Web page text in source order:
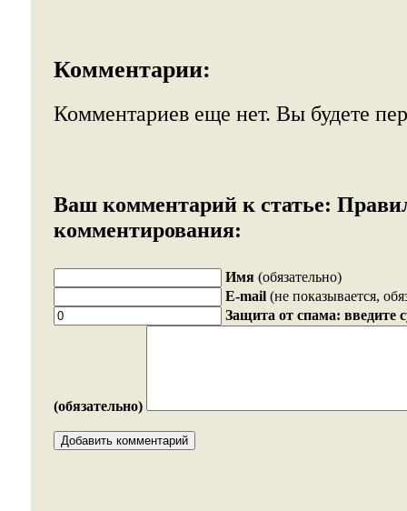
Комментарии:
Комментариев еще нет. Вы будете
Ваш комментарий к статье:
комментирования:
Имя (обязательно)
E-mail (не показывается,
Защита от спама: введите
(обязательно)